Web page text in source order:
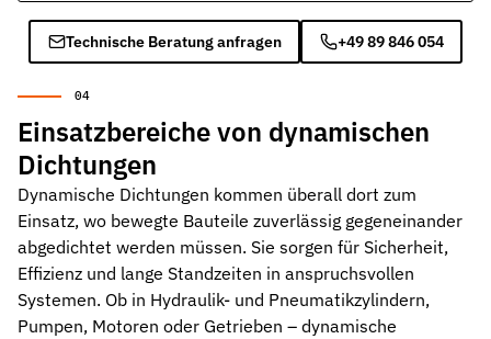
Technische Beratung anfragen +49 89 846 054
Einsatzbereiche von dynamischen
Dichtungen
Dynamische Dichtungen kommen überall dort zum
Einsatz, wo bewegte Bauteile zuverlässig gegeneinander
abgedichtet werden müssen. Sie sorgen für Sicherheit,
Effizienz und lange Standzeiten in anspruchsvollen
Systemen. Ob in Hydraulik- und Pneumatikzylindern,
Pumpen, Motoren oder Getrieben – dynamische